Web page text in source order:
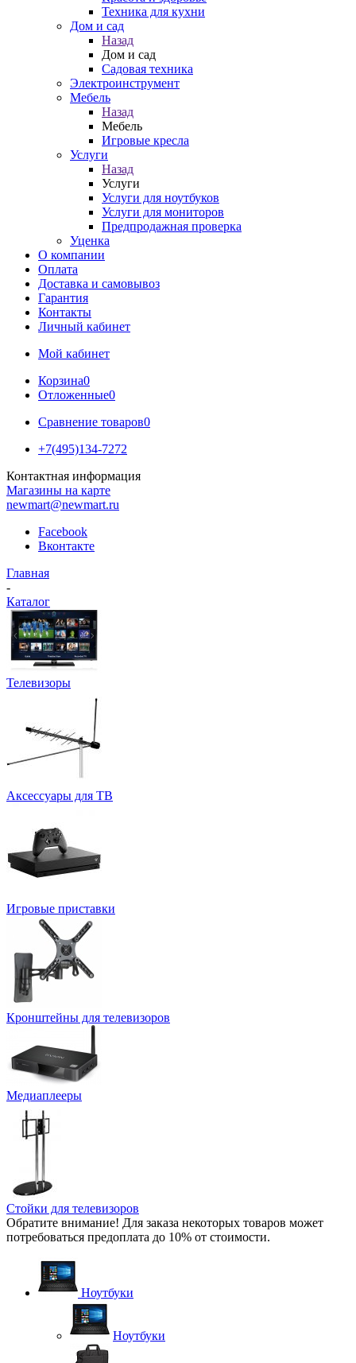
Техника для кухни
Дом и сад
Назад
Дом и сад
Садовая техника
Электроинструмент
Мебель
Назад
Мебель
Игровые кресла
Услуги
Назад
Услуги
Услуги для ноутбуков
Услуги для мониторов
Предпродажная проверка
Уценка
О компании
Оплата
Доставка и самовывоз
Гарантия
Контакты
Личный кабинет
Мой кабинет
Корзина0
Отложенные0
Сравнение товаров0
+7(495)134-7272
Контактная информация
Магазины на карте
newmart@newmart.ru
Facebook
Вконтакте
Главная
-
Каталог
Телевизоры
Аксессуары для ТВ
Игровые приставки
Кронштейны для телевизоров
Медиаплееры
Стойки для телевизоров
Обратите внимание! Для заказа некоторых товаров может
потребоваться предоплата до 10% от стоимости.
Ноутбуки
Ноутбуки